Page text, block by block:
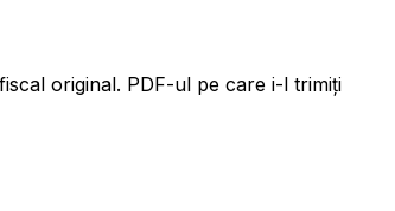
original. PDF-ul pe care i-l trimiți